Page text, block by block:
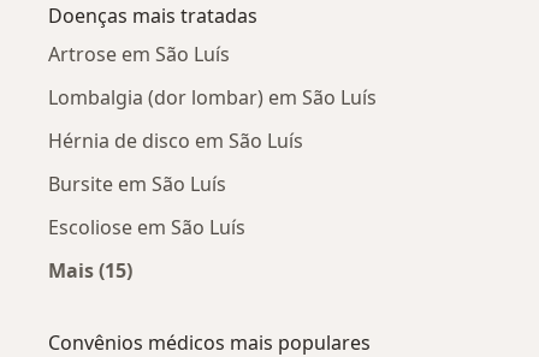
Doenças mais tratadas
Artrose em São Luís
Lombalgia (dor lombar) em São Luís
Hérnia de disco em São Luís
Bursite em São Luís
Escoliose em São Luís
Mais (15)
Convênios médicos mais populares